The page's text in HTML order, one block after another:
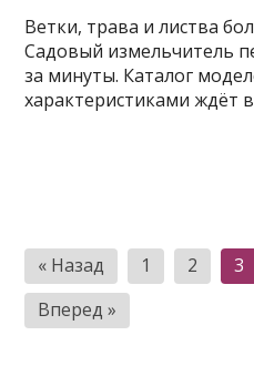
Ветки, трава и листва
Садовый измельчитель
за минуты. Каталог
характеристиками ждёт
Пагинация
записей
« Назад 1 2 3
Вперед »